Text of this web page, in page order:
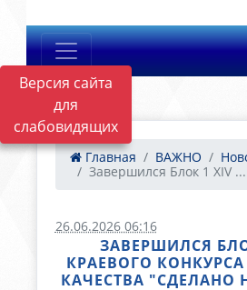
Версия сайта
для
слабовидящих
Главная ВАЖНО
Завершился Блок 1 XIV ...
26.06.2026 06:16
ЗАВЕРШИЛСЯ
КРАЕВОГО
КАЧЕСТВА "СДЕЛАНО